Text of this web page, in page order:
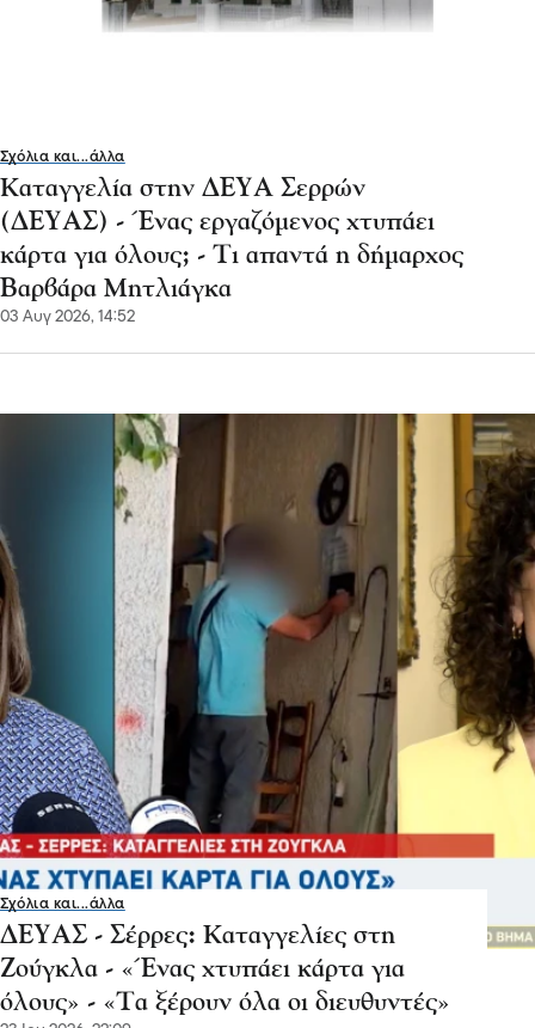
Σχόλια και...άλλα
Καταγγελία στην ΔΕΥΑ Σερρών
(ΔΕΥΑΣ) - Ένας εργαζόμενος χτυπάει
κάρτα για όλους; - Τι απαντά η δήμαρχος
Βαρβάρα Μητλιάγκα
03 Αυγ 2026, 14:52
Σχόλια και...άλλα
ΔΕΥΑΣ - Σέρρες: Καταγγελίες στη
Ζούγκλα - «Ένας χτυπάει κάρτα για
όλους» - «Τα ξέρουν όλα οι διευθυντές»